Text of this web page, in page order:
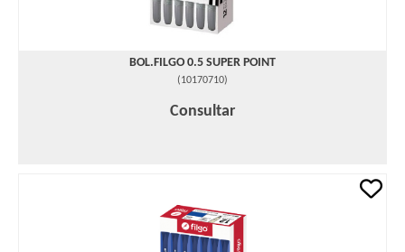
BOL.FILGO 0.5 SUPER POINT
(10170710)
Consultar